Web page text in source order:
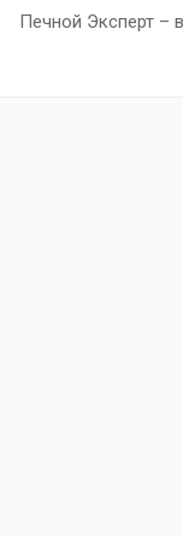
Печной Эксперт –